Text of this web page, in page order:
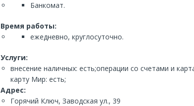
Банкомат.
Время работы:
ежедневно, круглосуточно.
Услуги:
внесение наличных: есть;операции со счетами и
карту Мир: есть;
Адрес:
Горячий Ключ, Заводская ул., 39